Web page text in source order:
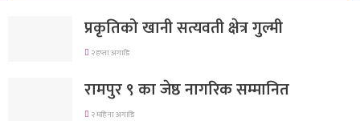
प्रकृतिको खानी सत्यवती क्षेत्र गुल्मी
२ हप्ता अगाडि
रामपुर ९ का जेष्ठ नागरिक सम्मानित
२ महिना अगाडि